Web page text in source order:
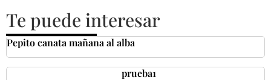
Te puede interesar
Pepito canata mañana al alba
prueba1